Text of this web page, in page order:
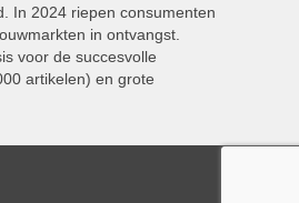
In 2024 riepen consumenten
in ontvangst.
voor de succesvolle
artikelen) en grote